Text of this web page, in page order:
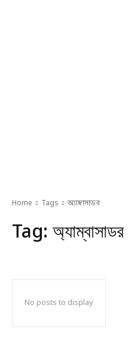
Home Tags অ্যাম্বাসাডর
Tag: অ্যাম্বাসাডর
No posts to display